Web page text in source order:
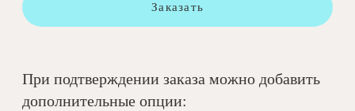
Заказать
При подтверждении заказа можно добавить
дополнительные опции: